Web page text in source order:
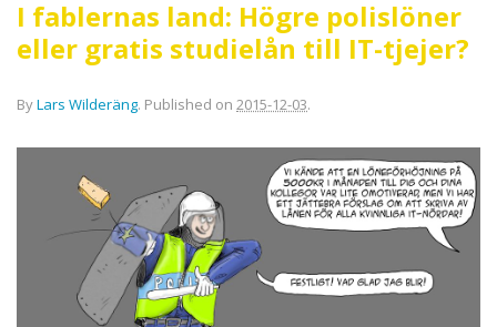
I fablernas land: Högre polislöner
eller gratis studielån till IT-tjejer?
ByLars Wilderäng. Published on 2015-12-03.